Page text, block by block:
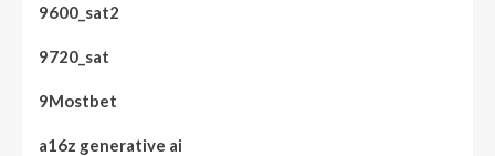
9600_sat2
9720_sat
9Mostbet
a16z generative ai